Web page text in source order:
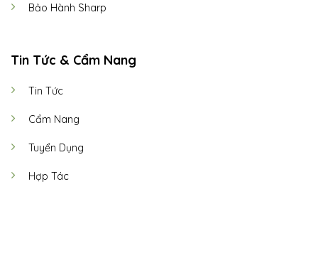
Bảo Hành Sharp
Tin Tức & Cẩm Nang
Tin Tức
Cẩm Nang
Tuyển Dụng
Hợp Tác